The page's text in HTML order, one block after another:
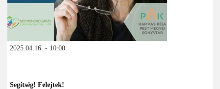
2025.04.16. - 10:00
Segítség! Felejtek!